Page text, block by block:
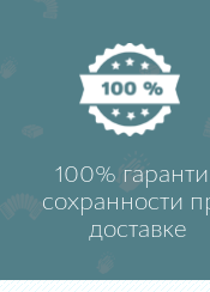
100%
сохранности
доставке